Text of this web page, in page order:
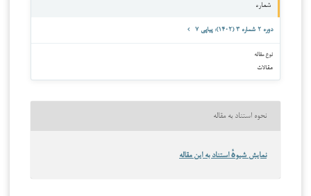
شماره
دوره ۲ شماره ۳ (۱۴۰۲): پیاپی ۷
نوع مقاله
مقالات
نحوه استناد به مقاله
نمایش شیوهٔ استناد به این مقاله